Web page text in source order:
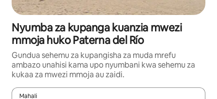
Nyumba za kupanga kuanzia mwezi
mmoja huko Paterna del Río
Gundua sehemu za kupangisha za muda mrefu
ambazo unahisi kama upo nyumbani kwa sehemu za
kukaa za mwezi mmoja au zaidi.
Mahali